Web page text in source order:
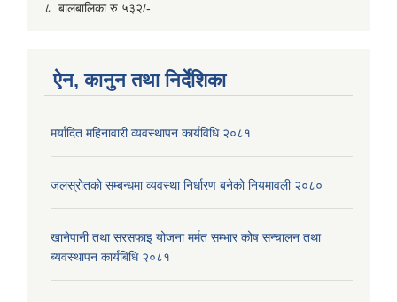
८. बालबालिका रु ५३२/-
ऐन, कानुन तथा निर्देशिका
मर्यादित महिनावारी व्यवस्थापन कार्यविधि २०८१
जलस्रोतको सम्बन्धमा व्यवस्था निर्धारण बनेको नियमावली २०८०
खानेपानी तथा सरसफाइ योजना मर्मत सम्भार कोष सन्चालन तथा
ब्यवस्थापन कार्यबिधि २०८१